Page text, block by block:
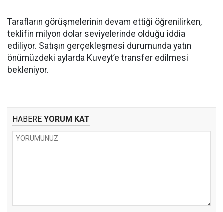
Tarafların görüşmelerinin devam ettiği öğrenilirken,
teklifin milyon dolar seviyelerinde olduğu iddia
ediliyor. Satışın gerçekleşmesi durumunda yatın
önümüzdeki aylarda Kuveyt’e transfer edilmesi
bekleniyor.
HABERE YORUM KAT